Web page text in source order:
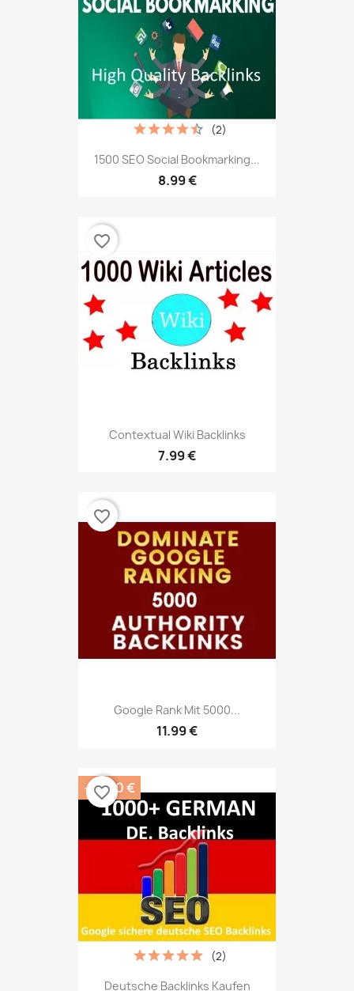
1500 SEO Social Bookmarking...
8.99 €
(2)
Contextual Wiki Backlinks
7.99 €
favorite_border
Google Rank Mit 5000...
11.99 €
favorite_border
Deutsche Backlinks Kaufen
(2)
-12.00 €
favorite_border